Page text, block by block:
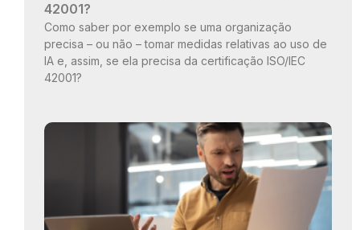
42001?
Como saber por exemplo se uma organização
precisa – ou não – tomar medidas relativas ao uso de
IA e, assim, se ela precisa da certificação ISO/IEC
42001?